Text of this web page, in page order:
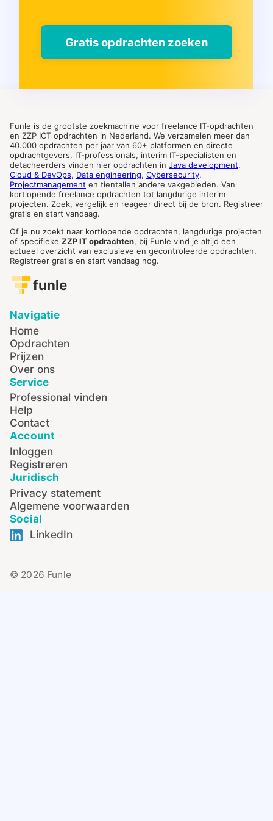
Gratis opdrachten zoeken
Funle is de grootste zoekmachine voor freelance IT-opdrachten
en ZZP ICT opdrachten in Nederland. We verzamelen meer dan
40.000 opdrachten per jaar van 60+ platformen en directe
opdrachtgevers. IT-professionals, interim IT-specialisten en
detacheerders vinden hier opdrachten in Java development,
Cloud & DevOps, Data engineering, Cybersecurity,
Projectmanagement en tientallen andere vakgebieden. Van
kortlopende freelance opdrachten tot langdurige interim
projecten. Zoek, vergelijk en reageer direct bij de bron. Registreer
gratis en start vandaag.
Of je nu zoekt naar kortlopende opdrachten, langdurige projecten
of specifieke ZZP IT opdrachten, bij Funle vind je altijd een
actueel overzicht van exclusieve en gecontroleerde opdrachten.
Registreer gratis en start vandaag nog.
funle
Navigatie
Home
Opdrachten
Prijzen
Over ons
Service
Professional vinden
Help
Contact
Account
Inloggen
Registreren
Juridisch
Privacy statement
Algemene voorwaarden
Social
LinkedIn
© 2026 Funle